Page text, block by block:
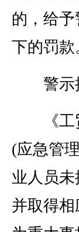
的，给
下的罚款
警示
《工贸
(应急管
业人员
并取得